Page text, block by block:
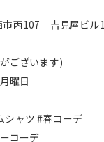
市丙107 吉見屋ビル
ございます)
曜日
ャツ #春コーデ
コーデ